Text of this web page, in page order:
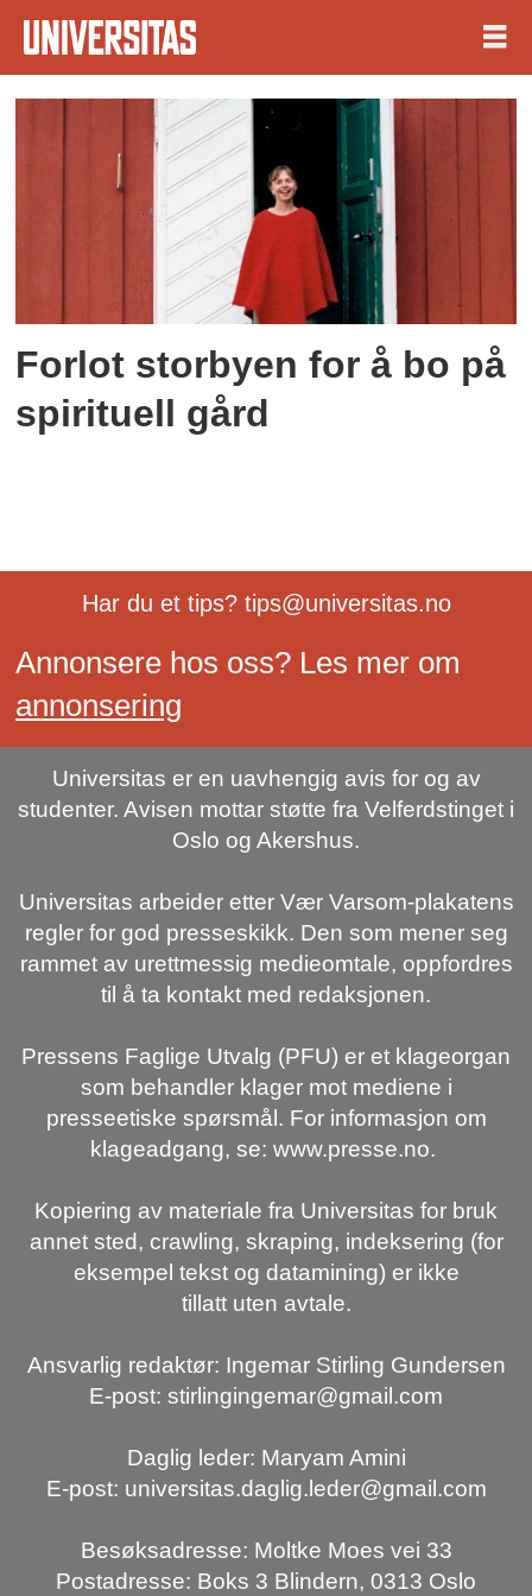
Tag:
alternativ
Forlot storbyen for å bo på
spirituell gård
Har du et tips? tips@universitas.no
Annonsere hos oss? Les mer om
annonsering
Universitas er en uavhengig avis for og av
studenter. Avisen mottar støtte fra Velferdstinget i
Oslo og Akershus.
Universitas arbeider etter Vær Varsom-plakatens
regler for god presseskikk. Den som mener seg
rammet av urettmessig medieomtale, oppfordres
til å ta kontakt med redaksjonen.
Pressens Faglige Utvalg (PFU) er et klageorgan
som behandler klager mot mediene i
presseetiske spørsmål. For informasjon om
klageadgang, se: www.presse.no.
Kopiering av materiale fra Universitas for bruk
annet sted, crawling, skraping, indeksering (for
eksempel tekst og datamining) er ikke
tillatt uten avtale.
Ansvarlig redaktør: Ingemar Stirling Gundersen
E-post: stirlingingemar@gmail.com
Daglig leder: Maryam Amini
E-post: universitas.daglig.leder@gmail.com
Besøksadresse: Moltke Moes vei 33
Postadresse: Boks 3 Blindern, 0313 Oslo